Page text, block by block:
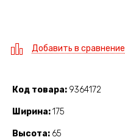
Добавить в сравнение
Код товара 9364172
Ширина 175
Высота 65